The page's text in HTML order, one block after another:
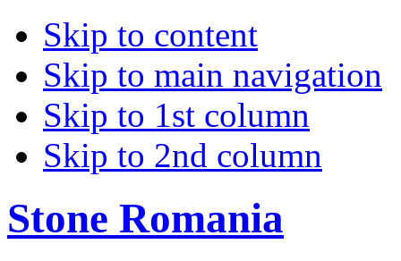
Skip to content
Skip to main navigation
Skip to 1st column
Skip to 2nd column
Stone Romania